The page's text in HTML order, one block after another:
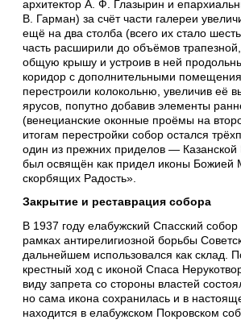
архитектор А. Ф. Глазырин и
В. Гарман) за счёт части галереи
ещё на два столба (всего их стало
часть расширили до объёмов
общую крышу и устроив в ней
коридор с дополнительными
перестроили колокольню, увеличив её
ярусов, попутно добавив элементы
(венецианские оконные проёмы на
итогам перестройки собор остался
один из прежних приделов —
был освящён как придел иконы Божией
скорбящих Радость».
Закрытие и реставрация собора
В 1937 году елабужский Спасский
рамках антирелигиозной борьбы
дальнейшем использовался как склад.
крестный ход с иконой Спаса
виду запрета со стороны властей
но сама икона сохранилась и в
находится в елабужском Покровском